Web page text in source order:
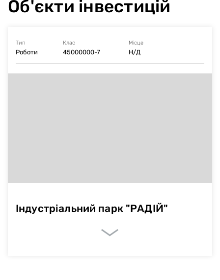
Об'єкти інвестицій
Тип
Роботи
Клас
45000000-7
Місце
Н/Д
Індустріальний парк "РАДІЙ"